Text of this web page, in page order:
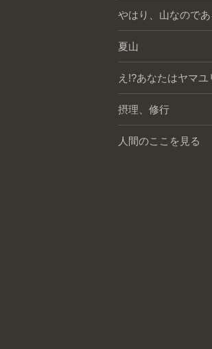
やはり、山なのであ
夏山
え!?あなたはヤマユ
摂理、修行
人間のここを見る